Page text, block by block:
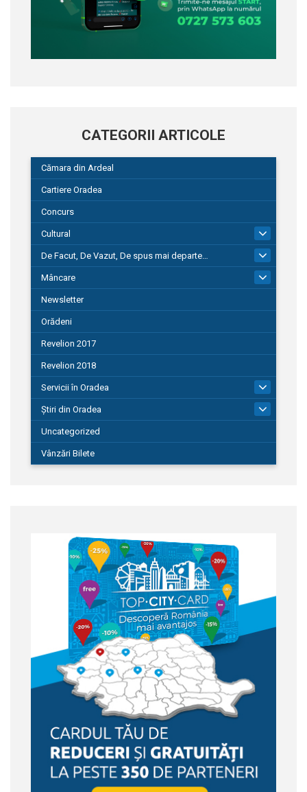
CATEGORII ARTICOLE
Cămara din Ardeal
Cartiere Oradea
Concurs
Cultural
De Facut, De Vazut, De spus mai departe…
580
Mâncare
Newsletter
Orădeni
Revelion 2017
Revelion 2018
Servicii în Oradea
Știri din Oradea
Uncategorized
Vânzări Bilete